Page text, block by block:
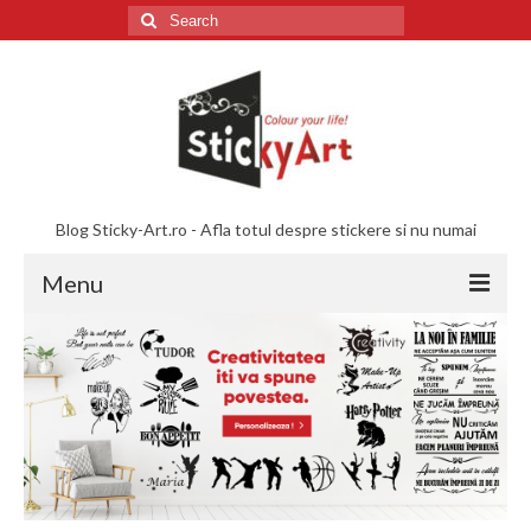
Search
for:
Blog Sticky-Art.ro - Afla totul despre stickere si nu numai
Menu
STICKERE COPII
STICKERE DISNEY
STICKERE SUFRAGERIE
STICKERE BAIETI